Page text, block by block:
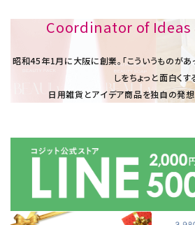
Coordinator of Ideas
昭和45年1⽉に大阪に創業。「こういうものがあ
しをちょっと面白くす
日用雑貨とアイデア商品を独自の発想